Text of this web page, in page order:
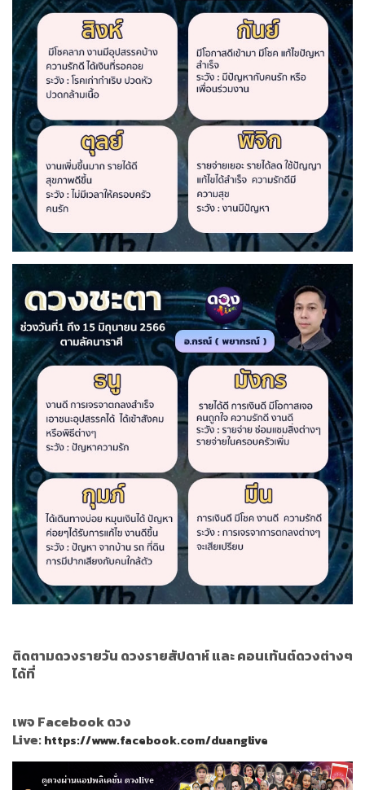
ติดตามดวงรายวัน ดวงรายสัปดาห์ และ คอนเท้นต์ดวงต่างๆ
ได้ที่
เพจ Facebook ดวง
Live:https://www.facebook.com/duanglive